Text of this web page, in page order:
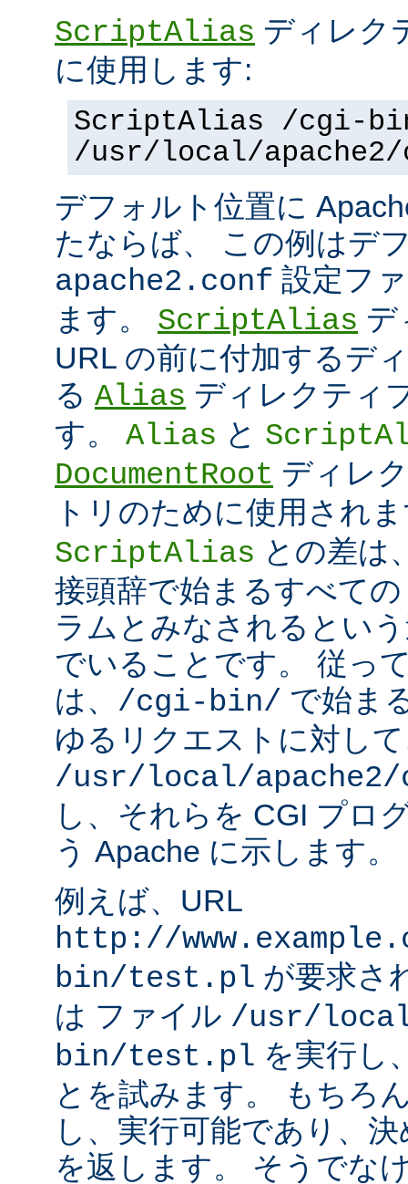
ScriptAlias ディレク
に使用します:
ScriptAlias /cgi-
/usr/local/
デフォルト位置に
たならば、 この例はデ
apache2.conf 設定フ
ます。 ScriptAlias デ
URL の前に付加するデ
る Alias ディレクティ
す。 Alias と
DocumentRoot ディレ
トリのために使用され
ScriptAlias との差は
接頭辞で始まるすべて
ラムとみなされるとい
でいることです。 従っ
は、 /cgi-bin/ で始ま
ゆるリクエストに対し
/usr/local/
し、それらを CGI プロ
う Apache に示します。
例えば、URL
http://
bin/test.pl が要求さ
は ファイル /usr/
bin/test.pl を実行し
とを試みます。 もちろ
し、実行可能であり、
を返します。 そうでな